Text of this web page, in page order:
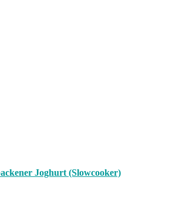
Joghurt (Slowcooker)